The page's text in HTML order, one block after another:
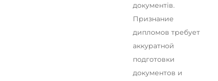
документів.
Признание
дипломов требует
аккуратной
подготовки
документов и